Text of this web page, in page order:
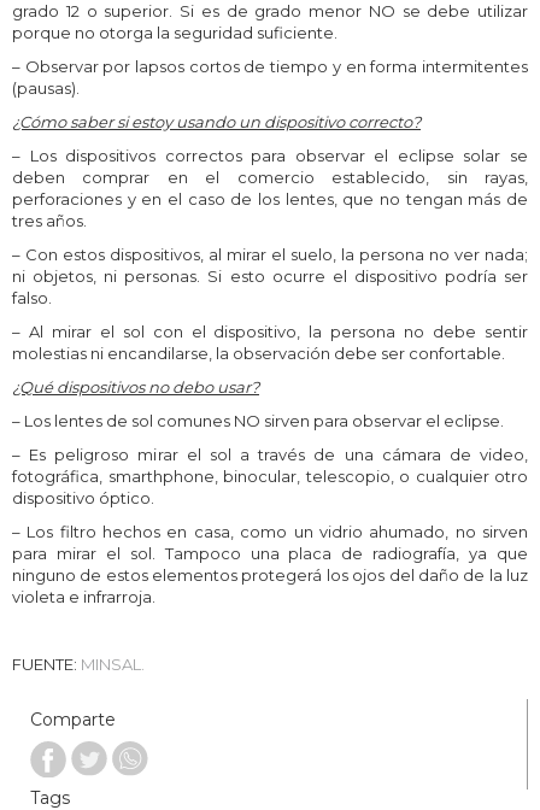
grado 12 o superior. Si es de grado menor NO se debe utilizar
porque no otorga la seguridad suficiente.
– Observar por lapsos cortos de tiempo y en forma intermitentes
(pausas).
¿Cómo saber si estoy usando un dispositivo correcto?
– Los dispositivos correctos para observar el eclipse solar se
deben comprar en el comercio establecido, sin rayas,
perforaciones y en el caso de los lentes, que no tengan más de
tres años.
– Con estos dispositivos, al mirar el suelo, la persona no ver nada;
ni objetos, ni personas. Si esto ocurre el dispositivo podría ser
falso.
– Al mirar el sol con el dispositivo, la persona no debe sentir
molestias ni encandilarse, la observación debe ser confortable.
¿Qué dispositivos no debo usar?
– Los lentes de sol comunes NO sirven para observar el eclipse.
– Es peligroso mirar el sol a través de una cámara de video,
fotográfica, smarthphone, binocular, telescopio, o cualquier otro
dispositivo óptico.
– Los filtro hechos en casa, como un vidrio ahumado, no sirven
para mirar el sol. Tampoco una placa de radiografía, ya que
ninguno de estos elementos protegerá los ojos del daño de la luz
violeta e infrarroja.
FUENTE: MINSAL.
Comparte
Tags